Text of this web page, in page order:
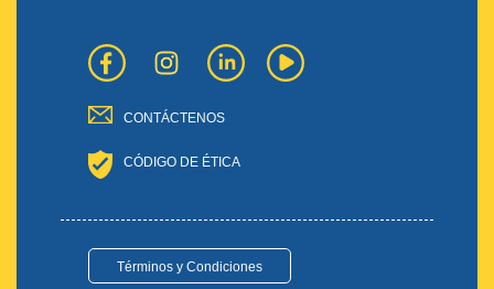
CONTÁCTENOS
CÓDIGO DE ÉTICA
Términos y Condiciones